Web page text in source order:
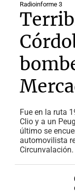
Radioinforme 3
Fue en la ruta
Clio y a un
último se
automovilista
Circunvalación.